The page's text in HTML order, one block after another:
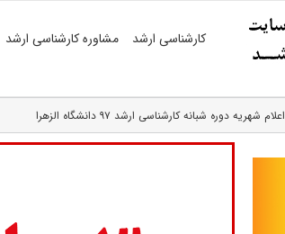
کارشناسی ارشد مشاوره کارشناسی ارشد
اعلام شهریه دوره شبانه کارشناسی ارشد ۹۷ دانشگاه الزهرا